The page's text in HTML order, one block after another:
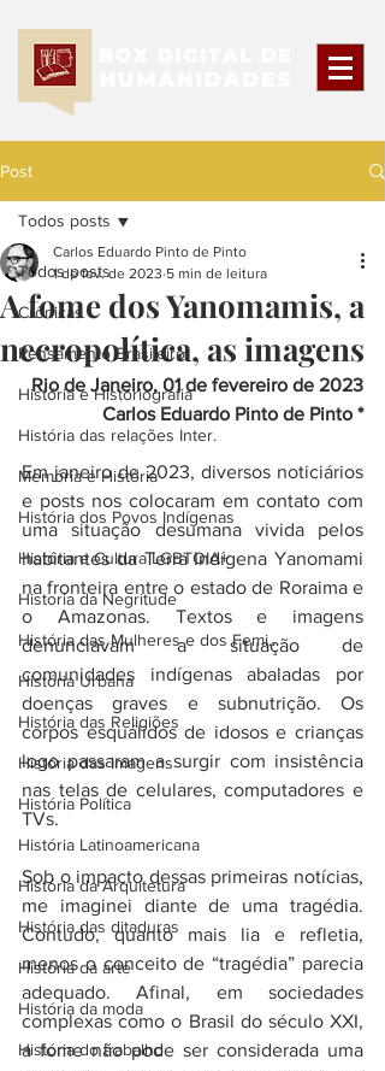
Post
Todos posts
Crônicas
Pensamento Brasileiro
História e Historiografia
História das relações Inter.
Memória e História
História dos Povos Indígenas
História e Cultura LGBTQIA+
Historia da Negritude
História das Mulheres e dos Femi...
História Urbana
História das Religiões
História das Imagens
História Política
História Latinoamericana
História da Arquitetura
História das ditaduras
História da arte
História da moda
História do trabalho
Todos posts
A fome dos Yanomamis, a
necropolítica, as imagens
Carlos Eduardo Pinto de Pinto
1 de fev. de 2023 5 min de leitura
Rio de Janeiro, 01 de fevereiro de 2023
Carlos Eduardo Pinto de Pinto *
Em janeiro de 2023, diversos noticiários
e posts nos colocaram em contato com
uma situação desumana vivida pelos
habitantes da Terra Indígena Yanomami
na fronteira entre o estado de Roraima e
o Amazonas. Textos e imagens
denunciavam a situação de
comunidades indígenas abaladas por
doenças graves e subnutrição. Os
corpos esquálidos de idosos e crianças
logo passaram a surgir com insistência
nas telas de celulares, computadores e
TVs.
Sob o impacto dessas primeiras notícias,
me imaginei diante de uma tragédia.
Contudo, quanto mais lia e refletia,
menos o conceito de “tragédia” parecia
adequado. Afinal, em sociedades
complexas como o Brasil do século XXI,
a fome não pode ser considerada uma